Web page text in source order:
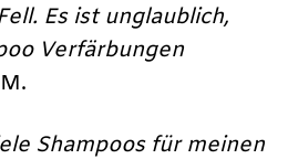
Es ist unglaublich,
Verfärbungen
Shampoos für meinen